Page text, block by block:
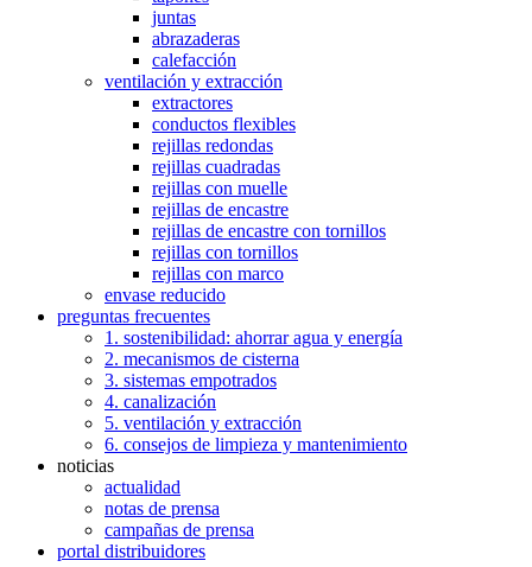
juntas
abrazaderas
calefacción
ventilación y extracción
extractores
conductos flexibles
rejillas redondas
rejillas cuadradas
rejillas con muelle
rejillas de encastre
rejillas de encastre con tornillos
rejillas con tornillos
rejillas con marco
envase reducido
preguntas frecuentes
1. sostenibilidad: ahorrar agua y energía
2. mecanismos de cisterna
3. sistemas empotrados
4. canalización
5. ventilación y extracción
6. consejos de limpieza y mantenimiento
noticias
actualidad
notas de prensa
campañas de prensa
portal distribuidores